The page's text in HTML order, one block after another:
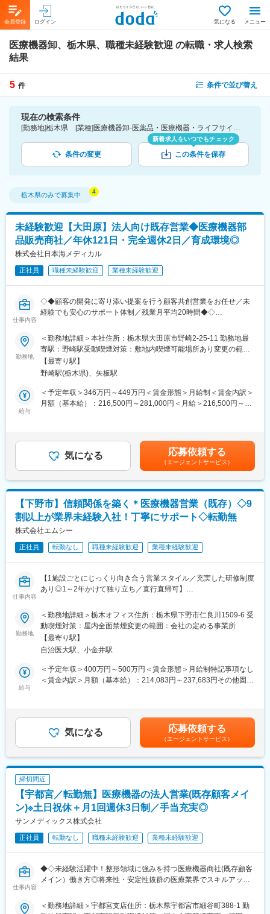
会員登録 ログイン 気になる メニュー
医療機器卸、栃木県、職種未経験歓迎 の転職・求人検索
結果
5 件 条件で並び替え
現在の検索条件
[勤務地]栃木県 [業種]医療機器卸-医薬品・医療機器・ライフサイエンス・医療系サービス [こだわり条件ピックアップ]職種未経験歓迎 [詳細条件](募集・採用情報)職種未経験歓迎
条件の変更
新着求人をいつでもチェック
この条件を保存
栃木県のみで募集中
未経験歓迎【大田原】法人向け既存営業◆医療機器部
品販売商社／年休121日・完全週休2日／育成環境◎
株式会社日本海メディカル
正社員 職種未経験歓迎 業種未経験歓迎
仕事内容
◇◆顧客の開発に寄り添い提案を行う顧客共創営業をお任せ／未
経験でも安心のサポート体制／残業月平均20時間◆◇
■業務内容：
当社は医療機器部品販売の商社です。世界トップクラス医療機器
メーカーの部品供給を行っています。既存のお客様から、ご依頼
いただき、商品やサービスを提供し販売に繋げる仕事をお任せし
ます。
＜具体的な業務＞
・医療機器メーカーへの営業活動
・市場調査および新規商材の選定・提案
・顧客ニーズに応じた部品供給・課題解決支援
だきます。長期間にわたるサポートを受けながら、営業に慣れて
いくことができます。
■業務の特徴：
◇医療機器の更新やモデルチェンジ・新機種開発に関して、お客
様より新規部品の図面の提示があり、対応の可否について確認が
あります。これに応えるため、既存の取引先・新規仕入先を探
し、対応可否を探ります。対応可能な場合、試作品の作成等の検
討・見積もり・確認を実施した上で、お客様へ情報提供します。
お客様が困ったときに、最初にご相談をいただくような関係を構
◇上記対応後、お客様と対応できる仕入先様の間に入り、商品の
開発に寄り添う形で、顧客ニーズに合う部品製作に関与します。
この試作品を受注できるまでには半年から長い時に1～2年かかる
こともあります。
が増える中、量産移管となった後は、社内の別部署に引き継ぎま
す。
営業開発部は7名で構成されています。今後即戦力となり会社の一
員として活躍していただきたいと考えています。
■働く環境：
2023年9月に新社屋へ移転しました。業務及び、作業、休憩スペ
ース等も充実しており、快適な空間にて業務に取り組むことがで
きます。 社内含め明るい環境で一緒に働くことができます。
■転勤について：
入社後は、本社（栃木県）にて営業経験を重ねていただきます。
その後、お客様の状況によっては、東京支店にてご対応いただく
可能性もあります。
変更の範囲：会社の定める業務
勤務地
＜勤務地詳細＞本社住所：栃木県大田原市野崎2-25-11 勤務地最
寄駅：野崎駅受動喫煙対策：敷地内喫煙可能場所あり変更の範
囲：会社の定める事業所
【最寄り駅】
野崎駅(栃木県)、矢板駅
給与
＜予定年収＞346万円～449万円＜賃金形態＞月給制＜賃金内訳＞
月額（基本給）：216,500円～281,000円＜月給＞216,500円～
ヶ月／前年度実績賃金はあくまでも目安の金額であり、選考を通
じて上下する可能性があります。月給(月額)は固定手当を含めた表
記です。
気になる 応募依頼する
（エージェントサービス）
【下野市】信頼関係を築く＊医療機器営業（既存）◇9
割以上が業界未経験入社！丁寧にサポート◇転勤無
株式会社エムシー
正社員 転勤なし 職種未経験歓迎 業種未経験歓迎
仕事内容
【1施設ごとにじっくり向き合う営業スタイル／充実した研修制度
あり◎1～2年かけて独り立ち／直行直帰可】
■職務内容：
医療機器営業（循環器領域）の営業職としてご活躍いただきま
す。
9割以上が取引ある病院への訪問、長年お取引のある医療機関との
信頼関係を大切にしながら営業活動を行っています。
＜具体的な業務内容＞
◎担当施設数：1～5施設（1人当たり）
◎社用車を利用し、担当病院へ訪問（1日約2～3件）
◎新製品の紹介
◎検査や手術立ち会い
└提案した製品や機器を使用する検査や手術に立ち会います。
ドクターへ使い方を説明したり、質問に答えたりします。自ら販
機器営業ならではの業務です。
└機器の修理や専門的な保守対応は、メーカーと連携しながら行
います。
勤務地
＜勤務地詳細＞栃木オフィス住所：栃木県下野市仁良川1509-6 受
動喫煙対策：屋内全面禁煙変更の範囲：会社の定める事業所
【最寄り駅】
自治医大駅、小金井駅
給与
＜予定年収＞400万円～500万円＜賃金形態＞月給制特記事項なし
＜賃金内訳＞月額（基本給）：214,083円～237,683円その他固定
外勤務手当25時間分相当）・賞与（直近の実績4.5ヶ月）等を含ん
だ金額です。※別途休日、深夜に対応した場合は手当支給※残業が
発生した際には残業時間に応じて別途支給（内勤分）賃金はあく
までも目安の金額であり、選考を通じて上下する可能性がありま
す。月給(月額)は固定手当を含めた表記です。
気になる 応募依頼する
（エージェントサービス）
締切間近
【宇都宮／転勤無】医療機器の法人営業(既存顧客メイ
ン)※土日祝休＋月1回週休3日制／手当充実◎
サンメディックス株式会社
正社員 転勤なし 職種未経験歓迎 業種未経験歓迎
仕事内容
◆◇未経験活躍中！整形領域に強みを持つ医療機器商社(既存顧客
メイン）働き方◎将来性・安定性抜群の医療業界でスキルアッ
当社の営業担当として、病院へ整形外科領域の製品（インプラン
＜勤務地詳細＞宇都宮支店住所：栃木県宇都宮市細谷町388-1 勤